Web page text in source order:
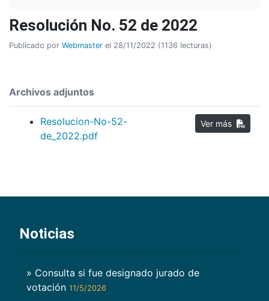
Resolución No. 52 de 2022
Publicado por Webmaster el 28/11/2022 (1136 lecturas)
Archivos adjuntos
Resolucion-No-52-
de_2022.pdf
Noticias
» Consulta si fue designado jurado de
votación 11/5/2026